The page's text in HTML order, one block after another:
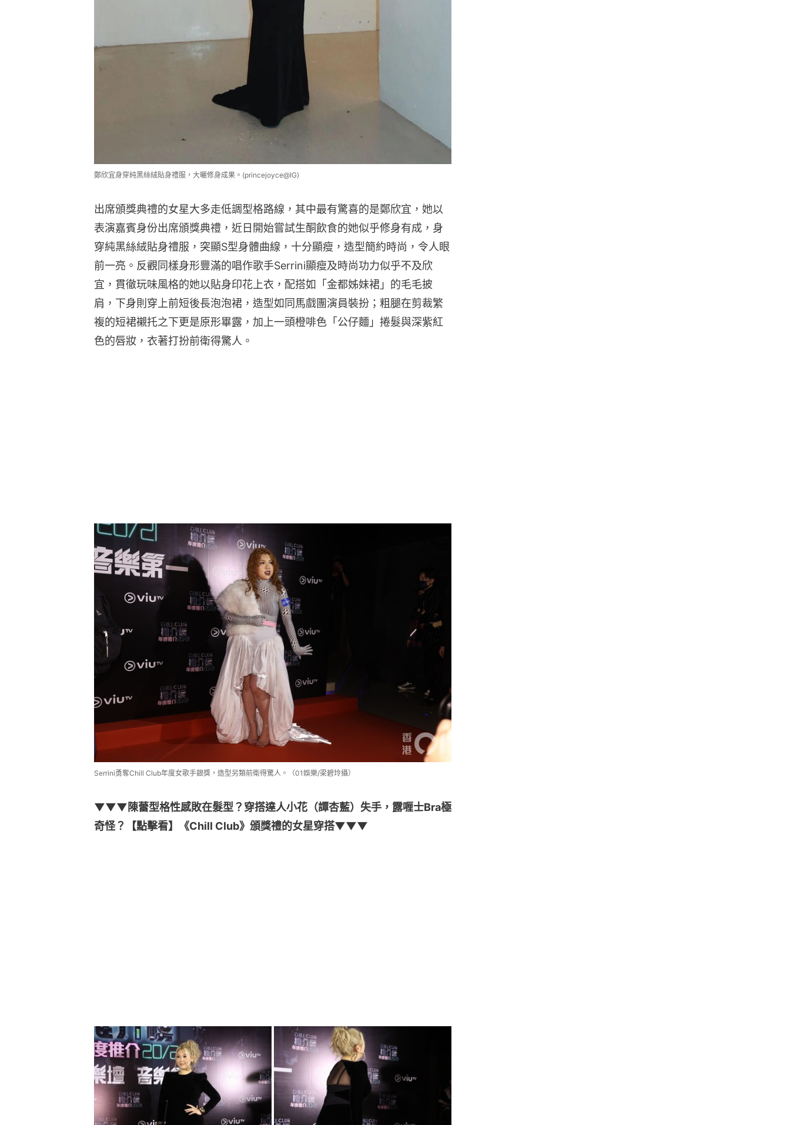
鄭欣宜身穿純黑絲絨貼身禮服，大曬修身成果。(princejoyce@IG)
出席頒獎典禮的女星大多走低調型格路線，其中最有驚喜的是鄭欣宜，她以
表演嘉賓身份出席頒獎典禮，近日開始嘗試生酮飲食的她似乎修身有成，身
穿純黑絲絨貼身禮服，突顯S型身體曲線，十分顯瘦，造型簡約時尚，令人眼
前一亮。反觀同樣身形豐滿的唱作歌手Serrini顯瘦及時尚功力似乎不及欣
宜，貫徹玩味風格的她以貼身印花上衣，配搭如「金都姊妹裙」的毛毛披
肩，下身則穿上前短後長泡泡裙，造型如同馬戲團演員裝扮；粗腿在剪裁繁
複的短裙襯托之下更是原形畢露，加上一頭橙啡色「公仔麵」捲髮與深紫紅
色的唇妝，衣著打扮前衛得驚人。
Serrini勇奪Chill Club年度女歌手銀獎，造型另類前衛得驚人。（01娛樂/梁碧玲攝）
▼▼▼陳蕾型格性感敗在髮型？穿搭達人小花（譚杏藍）失手，露喱士Bra極
奇怪？【點擊看】《Chill Club》頒獎禮的女星穿搭▼▼▼